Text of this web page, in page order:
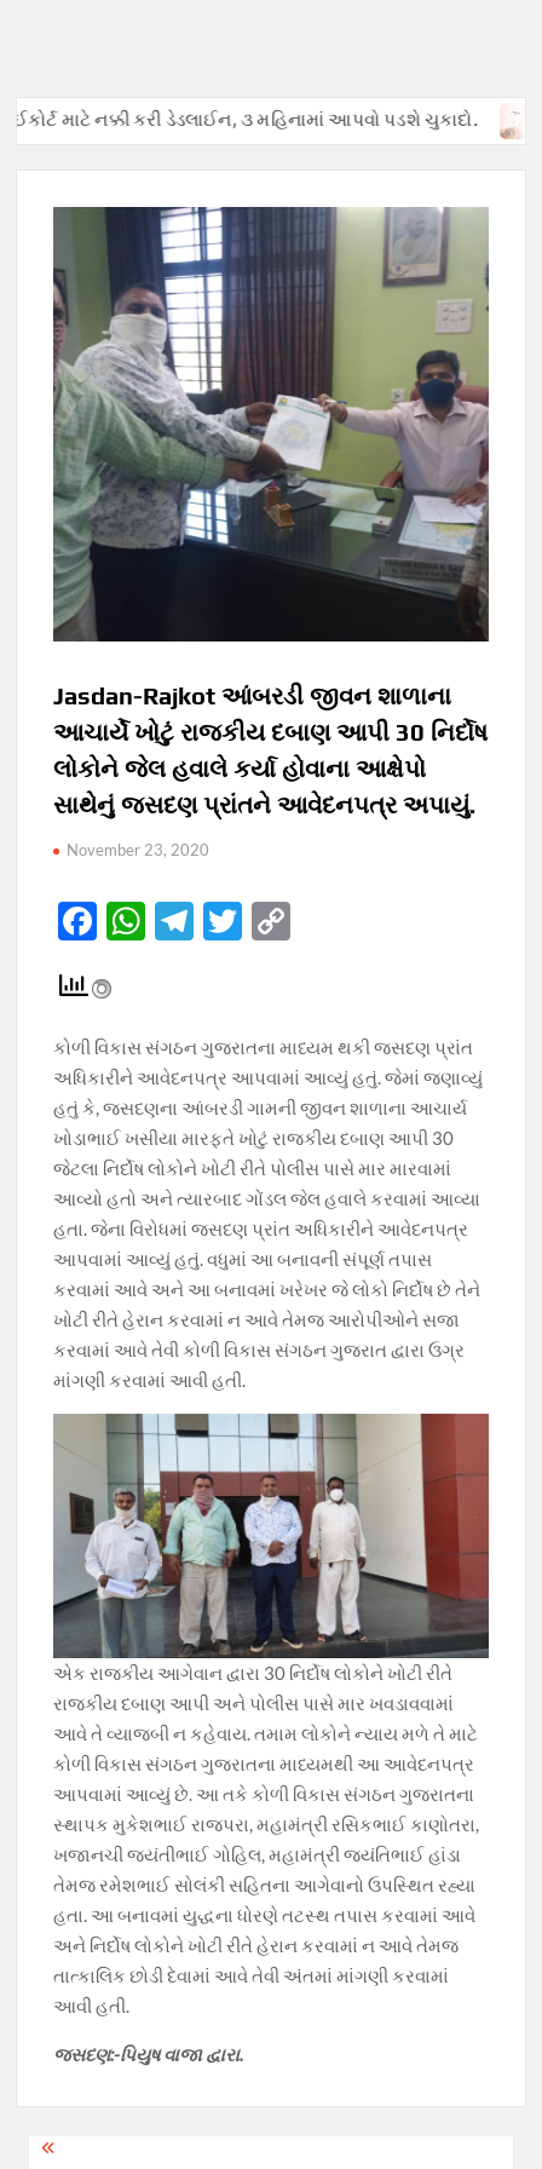
માટે નક્કી કરી ડેડલાઈન, ૩ મહિનામાં આપવો પડશે ચુકાદો.
Jasdan-Rajkot આંબરડી જીવન શાળાના
આચાર્યે ખોટું રાજકીય દબાણ આપી 30 નિર્દોષ
લોકોને જેલ હવાલે કર્યા હોવાના આક્ષેપો
સાથેનું જસદણ પ્રાંતને આવેદનપત્ર અપાયું.
November 23, 2020
F
e
b
o
o
k
W
s
A
p
p
T
gr
a
m
T
er y
Li
n
k
કોળી વિકાસ સંગઠન ગુજરાતના માધ્યમ થકી જસદણ પ્રાંત
અધિકારીને આવેદનપત્ર આપવામાં આવ્યું હતું. જેમાં જણાવ્યું
હતું કે, જસદણના આંબરડી ગામની જીવન શાળાના આચાર્ય
ખોડાભાઈ ખસીયા મારફતે ખોટું રાજકીય દબાણ આપી 30
જેટલા નિર્દોષ લોકોને ખોટી રીતે પોલીસ પાસે માર મારવામાં
આવ્યો હતો અને ત્યારબાદ ગોંડલ જેલ હવાલે કરવામાં આવ્યા
હતા. જેના વિરોધમાં જસદણ પ્રાંત અધિકારીને આવેદનપત્ર
આપવામાં આવ્યું હતું. વધુમાં આ બનાવની સંપૂર્ણ તપાસ
કરવામાં આવે અને આ બનાવમાં ખરેખર જે લોકો નિર્દોષ છે તેને
ખોટી રીતે હેરાન કરવામાં ન આવે તેમજ આરોપીઓને સજા
કરવામાં આવે તેવી કોળી વિકાસ સંગઠન ગુજરાત દ્વારા ઉગ્ર
માંગણી કરવામાં આવી હતી.
એક રાજકીય આગેવાન દ્વારા 30 નિર્દોષ લોકોને ખોટી રીતે
રાજકીય દબાણ આપી અને પોલીસ પાસે માર ખવડાવવામાં
આવે તે વ્યાજબી ન કહેવાય. તમામ લોકોને ન્યાય મળે તે માટે
કોળી વિકાસ સંગઠન ગુજરાતના માધ્યમથી આ આવેદનપત્ર
આપવામાં આવ્યું છે. આ તકે કોળી વિકાસ સંગઠન ગુજરાતના
સ્થાપક મુકેશભાઈ રાજપરા, મહામંત્રી રસિકભાઈ કાણોતરા,
ખજાનચી જયંતીભાઈ ગોહિલ, મહામંત્રી જયંતિભાઈ હાંડા
તેમજ રમેશભાઈ સોલંકી સહિતના આગેવાનો ઉપસ્થિત રહ્યા
હતા. આ બનાવમાં યુદ્ધના ધોરણે તટસ્થ તપાસ કરવામાં આવે
અને નિર્દોષ લોકોને ખોટી રીતે હેરાન કરવામાં ન આવે તેમજ
તાત્કાલિક છોડી દેવામાં આવે તેવી અંતમાં માંગણી કરવામાં
આવી હતી.
જસદણ:-પિયુષ વાજા દ્વારા.
Post